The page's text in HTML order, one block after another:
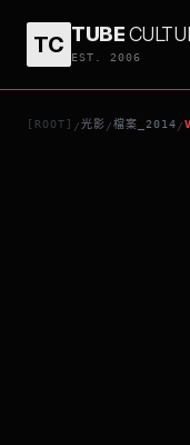
TC TUBE
EST. 2006
[ROOT] /光影 /檔案_2014 /
飢餓遊戲終極篇－